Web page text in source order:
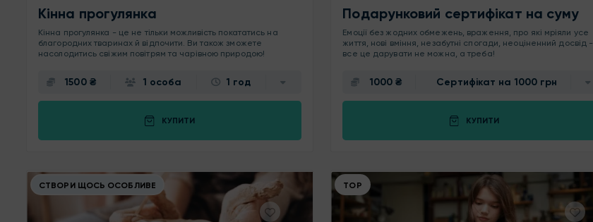
Кінна прогулянка
Кінна прогулянка - це не тільки можливість покататись на
благородних тваринах й відпочити. Ви також зможете
насолодитись свіжим повітрям та чарівною природою!
1500 ₴ 1 особа 1 год
КУПИТИ
Подарунковий сертифікат на суму
Емоції без жодних обмежень, враження, про які мріяли усе
життя, нові вміння, незабутні спогади, неоціненний досвід -
все це дарувати не можна, а треба!
1000 ₴ Сертифікат на 1000 грн
КУПИТИ
СТВОРИ ЩОСЬ ОСОБЛИВЕ ТОР